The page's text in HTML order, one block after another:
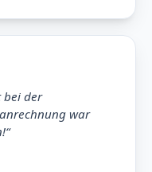
bei der
war